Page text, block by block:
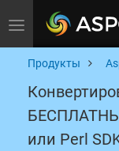
Toggle navigation
Продукты
или Perl